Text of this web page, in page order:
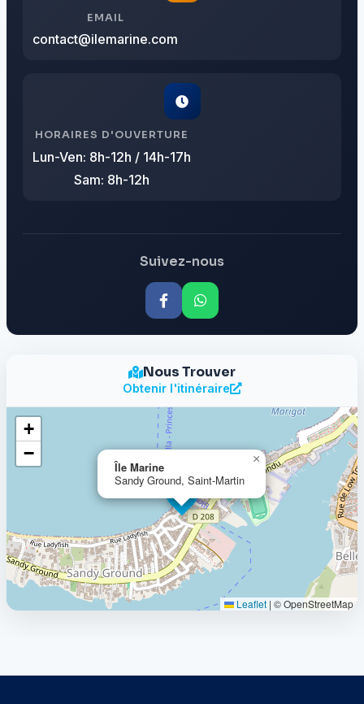
EMAIL
contact@ilemarine.com
HORAIRES D'OUVERTURE
Lun-Ven: 8h-12h / 14h-17h
Sam: 8h-12h
Suivez-nous
Nous Trouver
Obtenir l'itinéraire
Île Marine
Sandy Ground, Saint-Martin
×
+
−
Leaflet | © OpenStreetMap